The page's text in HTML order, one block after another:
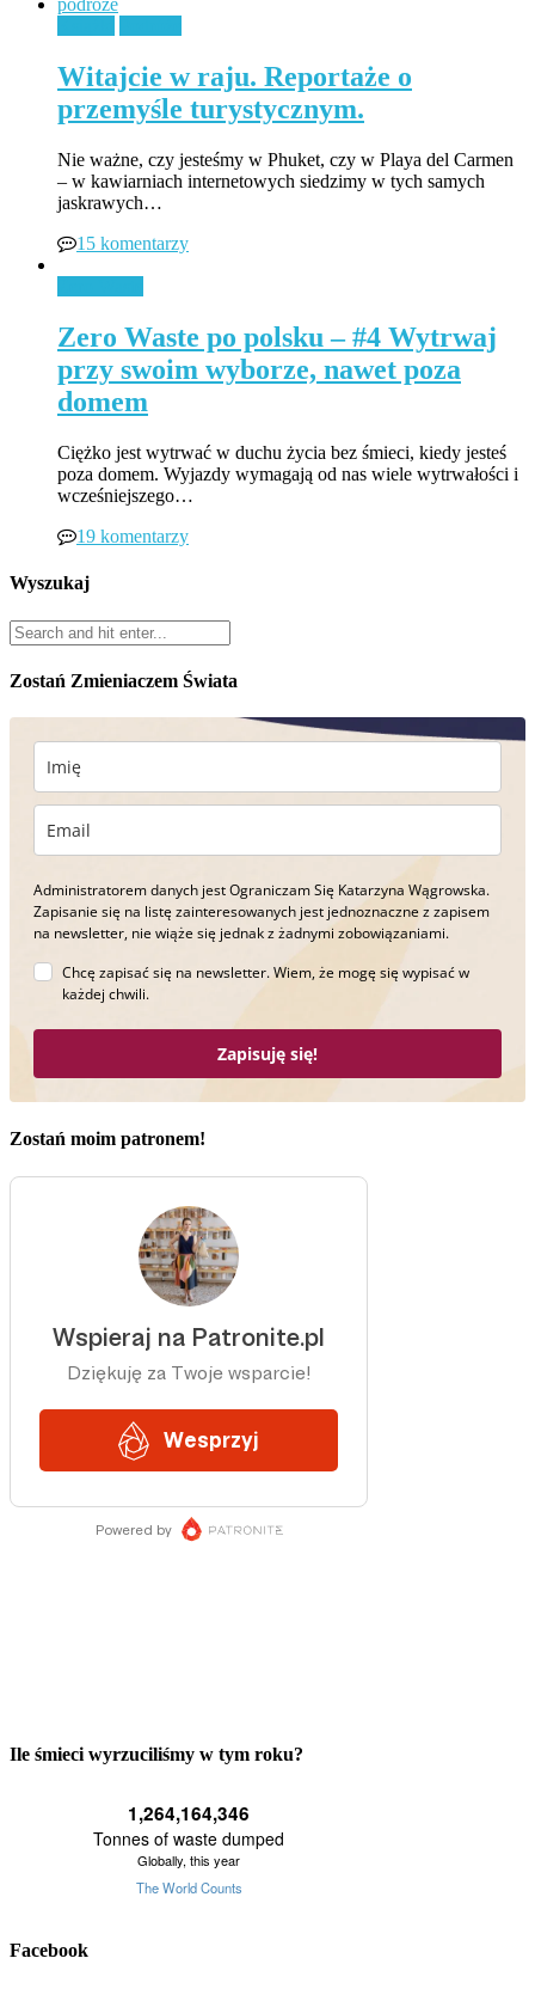
Witajcie w raju. Reportaże o
przemyśle turystycznym.
Nie ważne, czy jesteśmy w Phuket, czy w Playa del Carmen
– w kawiarniach internetowych siedzimy w tych samych
jaskrawych…
15 komentarzy
Zero Waste po polsku – #4 Wytrwaj
przy swoim wyborze, nawet poza
domem
Ciężko jest wytrwać w duchu życia bez śmieci, kiedy jesteś
poza domem. Wyjazdy wymagają od nas wiele wytrwałości i
wcześniejszego…
19 komentarzy
Wyszukaj
Zostań Zmieniaczem Świata
Administratorem danych jest Ograniczam Się Katarzyna Wągrowska.
Zapisanie się na listę zainteresowanych jest jednoznaczne z zapisem
na newsletter, nie wiąże się jednak z żadnymi zobowiązaniami.
Chcę zapisać się na newsletter. Wiem, że mogę się wypisać w
każdej chwili.
Zapisuję się!
Zostań moim patronem!
Ile śmieci wyrzuciliśmy w tym roku?
Facebook